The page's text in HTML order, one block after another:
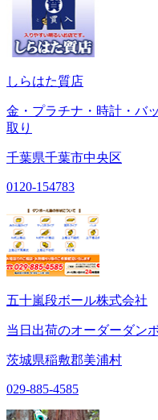
しらはた質店
金・プラチナ・時計・バ
取り
千葉県千葉市中央区
0120-154783
五十嵐段ボール株式会社
当日出荷のオーダーダン
茨城県稲敷郡美浦村
029-885-4585